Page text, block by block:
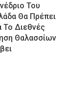
Του
Θα Πρέπει
Διεθνές
Θαλασσίων